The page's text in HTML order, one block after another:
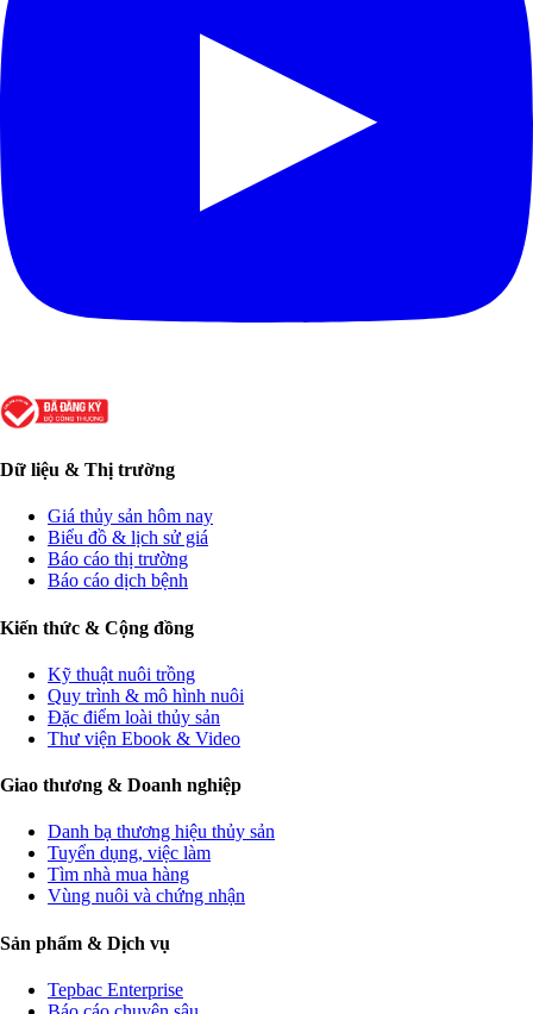
Dữ liệu & Thị trường
Giá thủy sản hôm nay
Biểu đồ & lịch sử giá
Báo cáo thị trường
Báo cáo dịch bệnh
Kiến thức & Cộng đồng
Kỹ thuật nuôi trồng
Quy trình & mô hình nuôi
Đặc điểm loài thủy sản
Thư viện Ebook & Video
Giao thương & Doanh nghiệp
Danh bạ thương hiệu thủy sản
Tuyển dụng, việc làm
Tìm nhà mua hàng
Vùng nuôi và chứng nhận
Sản phẩm & Dịch vụ
Tepbac Enterprise